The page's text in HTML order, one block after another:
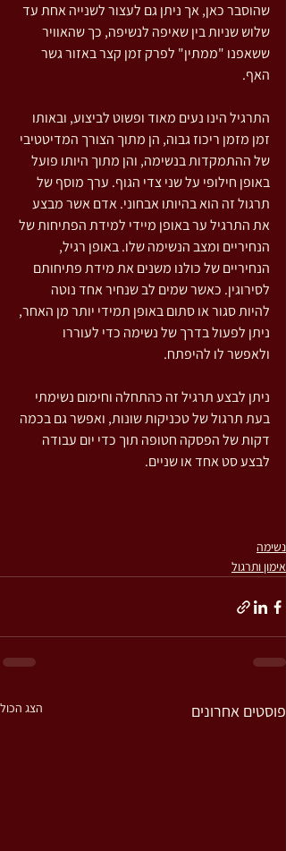
שהוסבר כאן, אך ניתן גם לעצור לשנייה אחת עד
שלוש שניות בין שאיפה לנשיפה, כך שהאוויר
ששאפנו "ממתין" לפרק זמן קצר באזור גשר
האף.
התרגיל הינו נעים מאוד ופשוט לביצוע, ובאותו
זמן מזמן ריכוז גבוה, הן מתוך הצורך המדיטטיבי
של ההתמקדות בנשימה, והן מתוך היותו פועל
באופן חילופי על שני צדי הגוף. ערך מוסף של
תרגול זה הוא בהיותו אבחוני. אדם אשר מבצע
את התרגיל ער באופן מיידי למידת הפתיחות של
הנחיריים ומצב הנשימה שלו. באופן רגיל,
הנחיריים של כולנו משנים את מידת פתיחותם
לסירוגין. כאשר שמים לב שנחיר אחד נוטה
להיות סגור או סתום באופן תמידי יותר מן האחר,
ניתן לפעול בדרך של נשימה כדי לעוררו
ולאפשר לו להיפתח.
ניתן לבצע תרגיל זה כהתחלה וחימום נשימתי
בעת תרגול של טכניקות שונות, ואפשר גם בכמה
דקות של הפסקה חטופה תוך כדי יום עבודה
לבצע סט אחד או שניים.
נשימה
אימון ותרגול
פוסטים אחרונים הצג הכול